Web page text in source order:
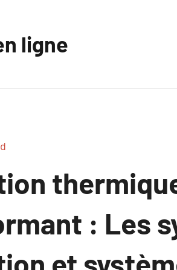
ligne
: Les